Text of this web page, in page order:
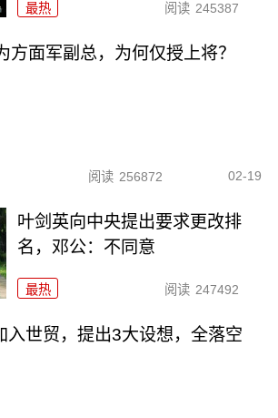
最热 阅读 245387
方面军副总，为何仅授上将？
阅读 256872 02-19
叶剑英向中央提出要求更改排
名，邓公：不同意
最热 阅读 247492
入世贸，提出3大设想，全落空